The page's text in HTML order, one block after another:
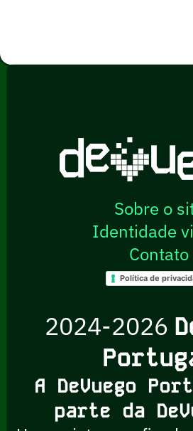
Sobre o
Identidade
Contato
Política de
2024-2026
A DeVuego
parte da